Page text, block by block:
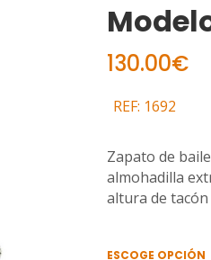
130.00€
REF: 1692
Zapato de
almohadilla
altura de tacón
ESCOGE OPCIÓN